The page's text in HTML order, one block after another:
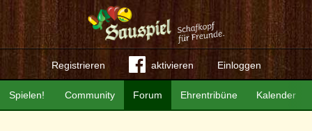
Registrieren aktivieren Einloggen
Community Forum Ehrentribüne Kalender
Spielen!